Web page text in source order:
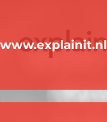
www.explainit.nl